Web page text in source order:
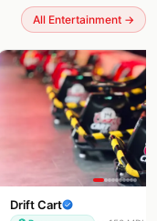
All Entertainment →
Drift Cart